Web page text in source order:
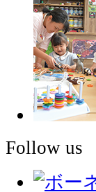
Follow us